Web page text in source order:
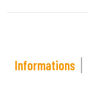
Informations